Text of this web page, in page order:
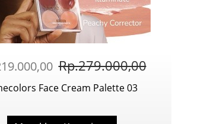
Rp.279.000,00
Face Cream Palette 03